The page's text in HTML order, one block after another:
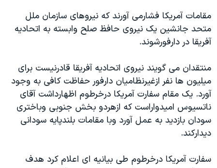
علم و فناوری
اسرائیل در جنگ
گالری عکس
آرشیو پخش زنده
رمز مهسا
ورزش زنان در ایران
اعتراضات زن، زندگی، آزادی
مجموعه مستندهای دادخواهی
تریبونال مردمی آبان ۹۸
دادگاه حمید نوری
چهل سال گروگان‌گیری
قانون شفافیت دارائی کادر رهبری ایران
زبانهای مختلف
مقامات آمريکا فشارمی آورند که نيروهای سازمان ملل
متحد جانشين يک نيروی حافظ صلح وابسته به اتحاديه
آفريقا در دارفورشوند.
منتقدان می گويند نيروی اتحاديه آفريقا قادرنيست برای
ميليون ها نفر ازغيرنظاميان دارفور حفاظت کافی به وجود
آورد. يک مقام سفارت آمريکا درخرطوم اظهارداشت آقای
ناتسيوس اميدواراست که ازهردو بخش جنوبی وباختری
سودان بازديد به عمل آورد وبا مقامات بلندپايه سودانی
ديدارکند.
سفارت آمريکا درخرطوم طی بيانيه ای اعلام کرد هدف